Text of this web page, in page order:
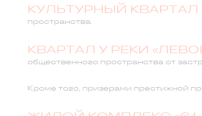
КУЛЬТУРНЫЙ
пространства.
КВАРТАЛ У РЕКИ
общественного пространства от
Кроме того, призерами престижной